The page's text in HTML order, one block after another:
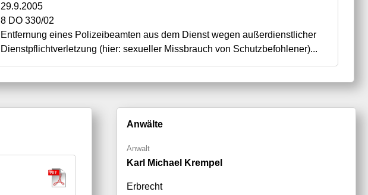
29.9.2005
8 DO 330/02
Entfernung eines Polizeibeamten aus dem Dienst wegen außerdienstlicher
Dienstpflichtverletzung (hier: sexueller Missbrauch von Schutzbefohlener)...
Anwälte
Anwalt
Karl Michael Krempel
Erbrecht